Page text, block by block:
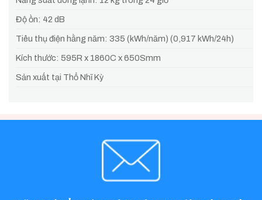
Độ ồn: 42 dB
Tiêu thụ điện hằng năm: 335 (kWh/năm) (0,917 kWh/24h)
Kích thước: 595R x 1860C x 650Smm
Sản xuất tại Thổ Nhĩ Kỳ